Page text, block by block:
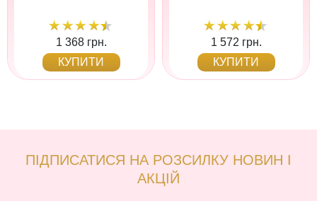
1 368 грн.
КУПИТИ
1 572 грн.
КУПИТИ
ПІДПИСАТИСЯ НА РОЗСИЛКУ НОВИН І
АКЦІЙ